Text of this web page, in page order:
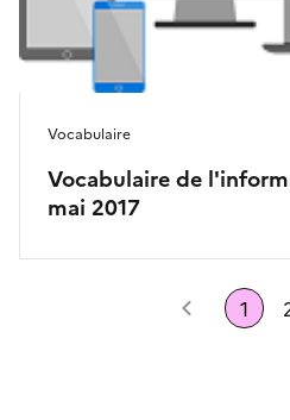
Vocabulaire de
mai 2017
Vocabulaire
1